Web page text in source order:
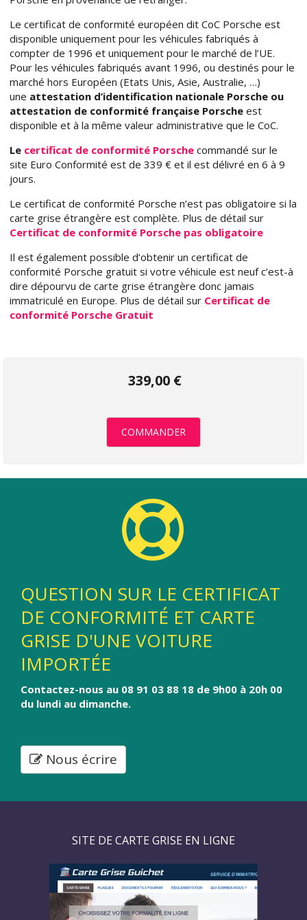
Le certificat de conformité européen dit CoC Porsche est
disponible uniquement pour les véhicules fabriqués à
compter de 1996 et uniquement pour le marché de l’UE.
Pour les véhicules fabriqués avant 1996, ou destinés pour le
marché hors Européen (Etats Unis, Asie, Australie, …)
une attestation d’identification nationale Porsche ou
attestation de conformité française Porscheest
disponible et à la même valeur administrative que le CoC.
Le certificat de conformité Porsche commandé sur le
site Euro Conformité est de 339 € et il est délivré en 6 à 9
jours.
Le certificat de conformité Porsche n’est pas obligatoire si la
carte grise étrangère est complète. Plus de détail sur
Certificat de conformité Porsche pas obligatoire
Il est également possible d’obtenir un certificat de
conformité Porsche gratuit si votre véhicule est neuf c’est-à
dire dépourvu de carte grise étrangère donc jamais
immatriculé en Europe. Plus de détail sur Certificat de
conformité Porsche Gratuit
339,00 €
COMMANDER
QUESTION SUR LE CERTIFICAT
DE CONFORMITÉ ET CARTE
GRISE D'UNE VOITURE
IMPORTÉE
Contactez-nous au 08 91 03 88 18 de 9h00 à 20h 00
du lundi au dimanche.
Nous écrire
SITE DE CARTE GRISE EN LIGNE